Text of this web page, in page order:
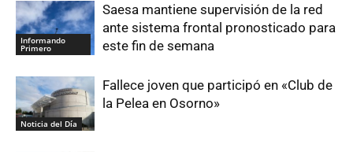
Informando
Primero
Saesa mantiene supervisión de la red
ante sistema frontal pronosticado para
este fin de semana
Noticia del Día
Fallece joven que participó en «Club de
la Pelea en Osorno»